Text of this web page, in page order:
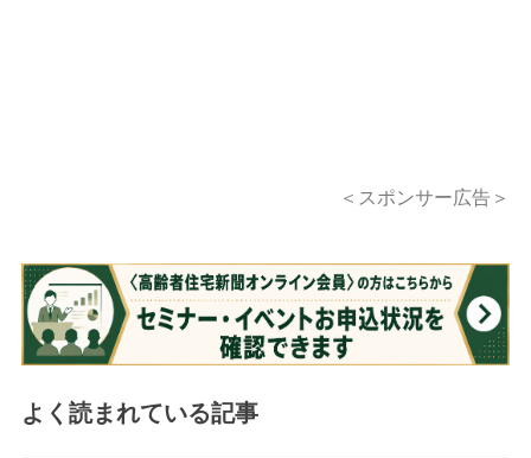
＜スポンサー広告＞
よく読まれている記事